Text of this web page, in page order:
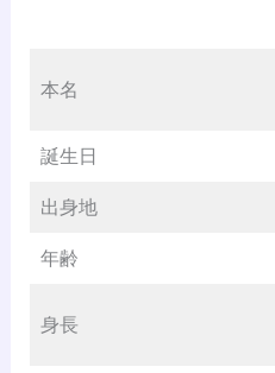
本名
誕生日
出身地
年齢
身長